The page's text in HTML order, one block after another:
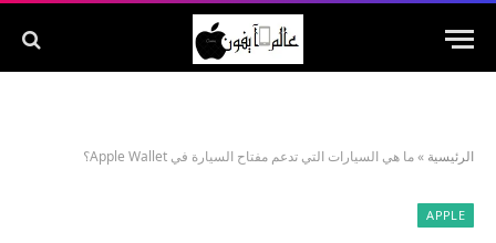
الرئيسية »ما هي السيارات التي تدعم مفتاح السيارة في Apple Wallet؟
APPLE